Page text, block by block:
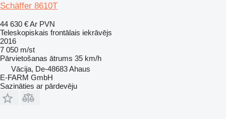
Schäffer 8610T
44 630 €Ar PVN
Teleskopiskais frontālais iekrāvējs
2016
7 050 m/st
Pārvietošanas ātrums 35 km/h
Vācija, De-48683 Ahaus
E-FARM GmbH
Sazināties ar pārdevēju